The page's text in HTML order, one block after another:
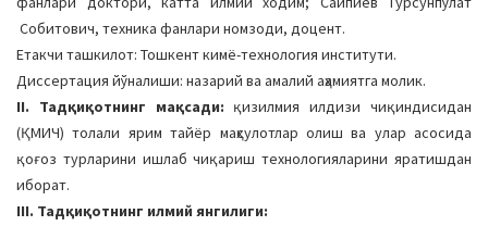
Собитович, техника фанлари номзоди, доцент.
Етакчи ташкилот: Тошкент кимё-технология институти.
Диссертация йўналиши: назарий ва амалий аҳамиятга молик.
II. Тадқиқотнинг мақсади: қизилмия илдизи чиқиндисидан
(ҚМИЧ) толали ярим тайёр маҳсулотлар олиш ва улар асосида
қоғоз турларини ишлаб чиқариш технологияларини яратишдан
иборат.
III. Тадқиқотнинг илмий янгилиги: